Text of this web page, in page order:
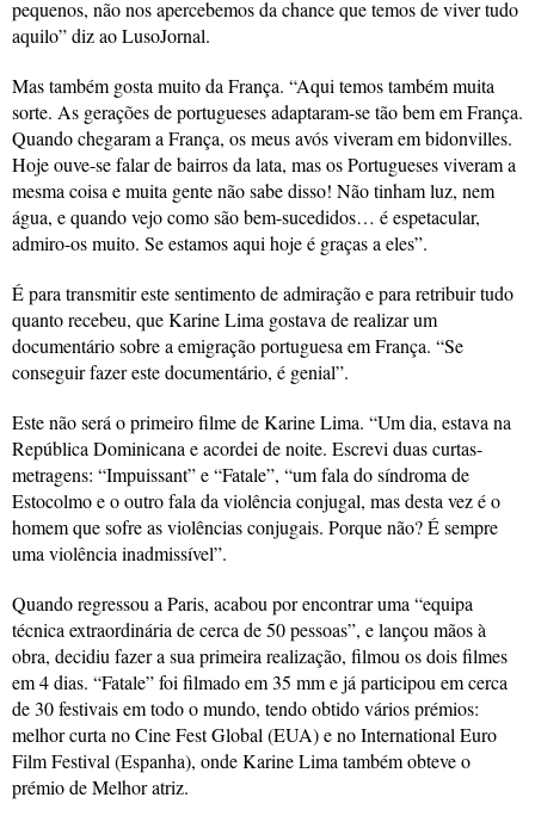
pequenos, não nos apercebemos da chance que temos de viver tudo
aquilo” diz ao LusoJornal.
Mas também gosta muito da França. “Aqui temos também muita
sorte. As gerações de portugueses adaptaram-se tão bem em França.
Quando chegaram a França, os meus avós viveram em bidonvilles.
Hoje ouve-se falar de bairros da lata, mas os Portugueses viveram a
mesma coisa e muita gente não sabe disso! Não tinham luz, nem
água, e quando vejo como são bem-sucedidos… é espetacular,
admiro-os muito. Se estamos aqui hoje é graças a eles”.
É para transmitir este sentimento de admiração e para retribuir tudo
quanto recebeu, que Karine Lima gostava de realizar um
documentário sobre a emigração portuguesa em França. “Se
conseguir fazer este documentário, é genial”.
Este não será o primeiro filme de Karine Lima. “Um dia, estava na
República Dominicana e acordei de noite. Escrevi duas curtas-
metragens: “Impuissant” e “Fatale”, “um fala do síndroma de
Estocolmo e o outro fala da violência conjugal, mas desta vez é o
homem que sofre as violências conjugais. Porque não? É sempre
uma violência inadmissível”.
Quando regressou a Paris, acabou por encontrar uma “equipa
técnica extraordinária de cerca de 50 pessoas”, e lançou mãos à
obra, decidiu fazer a sua primeira realização, filmou os dois filmes
em 4 dias. “Fatale” foi filmado em 35 mm e já participou em cerca
de 30 festivais em todo o mundo, tendo obtido vários prémios:
melhor curta no Cine Fest Global (EUA) e no International Euro
Film Festival (Espanha), onde Karine Lima também obteve o
prémio de Melhor atriz.